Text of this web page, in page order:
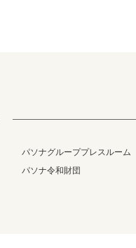
パソナグループプレスルーム
パソナ令和財団